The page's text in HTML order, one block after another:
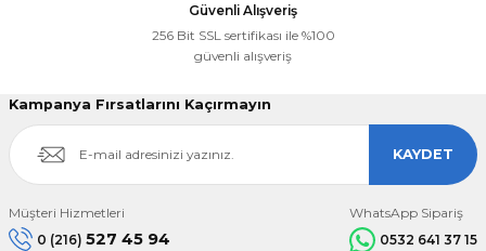
Güvenli Alışveriş
256 Bit SSL sertifikası ile %100
güvenli alışveriş
Kampanya Fırsatlarını Kaçırmayın
KAYDET
Müşteri Hizmetleri
0 (216) 527 45 94
WhatsApp Sipariş
0532 641 37 15